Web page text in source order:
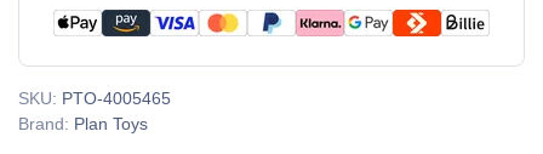
SKU: PTO-4005465
Brand: Plan Toys